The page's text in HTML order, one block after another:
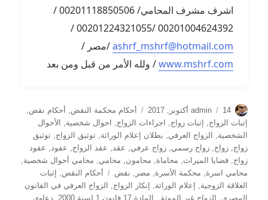
اشرف مشرف المحامي/ 00201118850506 /
00201004624392 /00201224321055 /
ashrf_mshrf@hotmail.com/مصر /
www.mshrf.com/ ولله الأمر من قبل ومن بعد
الكاتبadmin
نُشرت
في
14 أكتوبر, 2017 التصنيفات
أحكام محكمة النقض, أحكام نقض,
إثبات الزواج, إثبات زواج, اجراءات الزواج, احوال شخصية,
الأحوال
الشخصية, الزواج العرفي, بطلان إعلام الوراثة,توثيق الزواج,توثيق
زواج,زواج,زواج رسمي,زواج عرفي, عقد, عقد الزواج, عقود, عقود
زواج,قضايا الميراث, محاماة, محامون, محامي, محامي أحوال شخصية,
محامي اسرة, محكمة الأسرة, مصر , نقض الوسوم
أحكام النقض, إثبات
العلاقة الزوجية, إعلام الوراثة, إنكار الزواج,
الزواج العرفي في القانون
المصري
الزواج غير الموثق المادة 17 قانون 1 لسنة 2000 دعاوى